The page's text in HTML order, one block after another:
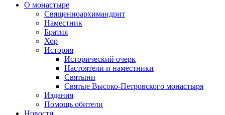
О монастыре
Священноархимандрит
Наместник
Братия
Хор
История
Исторический очерк
Настоятели и наместники
Святыни
Святые Высоко-Петровского монастыря
Издания
Помощь обители
Новости